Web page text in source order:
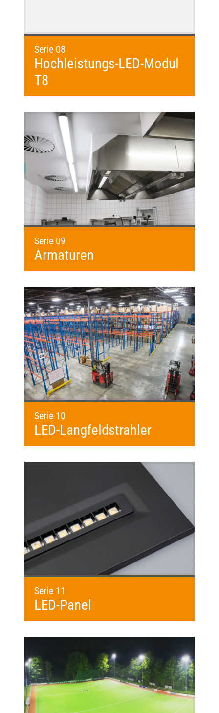
Serie 08
Hochleistungs-LED-Modul
T8
Serie 09
Armaturen
Serie 10
LED-Langfeldstrahler
Serie 11
LED-Panel